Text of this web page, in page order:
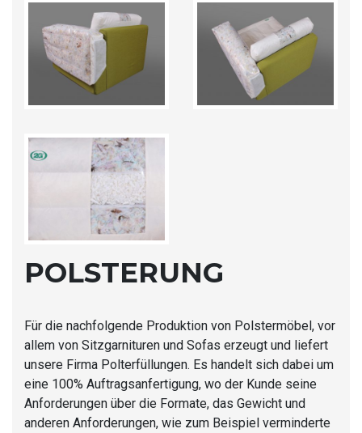
POLSTERUNG
Für die nachfolgende Produktion von Polstermöbel, vor
allem von Sitzgarnituren und Sofas erzeugt und liefert
unsere Firma Polterfüllungen. Es handelt sich dabei um
eine 100% Auftragsanfertigung, wo der Kunde seine
Anforderungen über die Formate, das Gewicht und
anderen Anforderungen, wie zum Beispiel verminderte